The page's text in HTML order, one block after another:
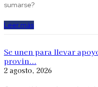
sumarse?
Leer más
Se unen para llevar
provin...
2 agosto, 2026